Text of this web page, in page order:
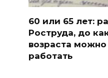
60 или 65 лет:
Роструда, до
возраста
работать